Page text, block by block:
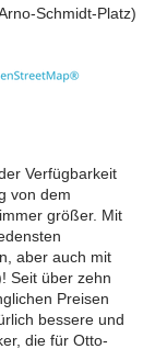
Schmidt-Platz)
Verfügbarkeit
von dem
größer. Mit
aber auch mit
Seit über zehn
Preisen
bessere und
die für Otto-